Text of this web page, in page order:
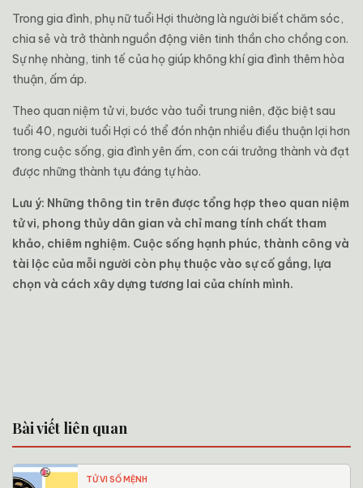
Trong gia đình, phụ nữ tuổi Hợi thường là người biết chăm sóc,
chia sẻ và trở thành nguồn động viên tinh thần cho chồng con.
Sự nhẹ nhàng, tinh tế của họ giúp không khí gia đình thêm hòa
thuận, ấm áp.
Theo quan niệm tử vi, bước vào tuổi trung niên, đặc biệt sau
tuổi 40, người tuổi Hợi có thể đón nhận nhiều điều thuận lợi hơn
trong cuộc sống, gia đình yên ấm, con cái trưởng thành và đạt
được những thành tựu đáng tự hào.
Lưu ý: Những thông tin trên được tổng hợp theo quan niệm
tử vi, phong thủy dân gian và chỉ mang tính chất tham
khảo, chiêm nghiệm. Cuộc sống hạnh phúc, thành công và
tài lộc của mỗi người còn phụ thuộc vào sự cố gắng, lựa
chọn và cách xây dựng tương lai của chính mình.
Bài viết liên quan
TỬ VI SỐ MỆNH